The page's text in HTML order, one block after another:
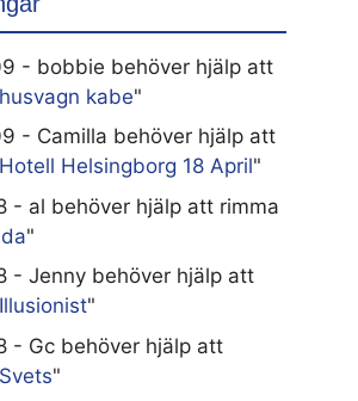
- bobbie behöver hjälp att
husvagn kabe"
- Camilla behöver hjälp att
Hotell Helsingborg 18 April"
- al behöver hjälp att rimma
"
- Jenny behöver hjälp att
Illusionist"
- Gc behöver hjälp att
Svets"